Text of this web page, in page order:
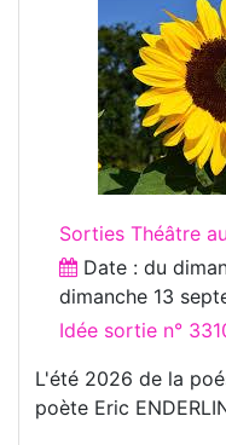
Sorties Théâtre
Date : du
dimanche 13
Idée sortie n°
L'été 2026 de la
poète Eric